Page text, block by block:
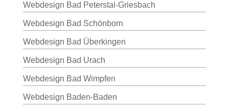
Webdesign Bad Peterstal-Griesbach
Webdesign Bad Schönborn
Webdesign Bad Überkingen
Webdesign Bad Urach
Webdesign Bad Wimpfen
Webdesign Baden-Baden